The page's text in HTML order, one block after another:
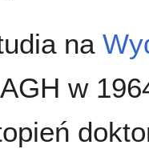
na
AGH w